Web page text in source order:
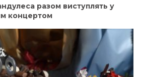
разом виступлять у
концертом